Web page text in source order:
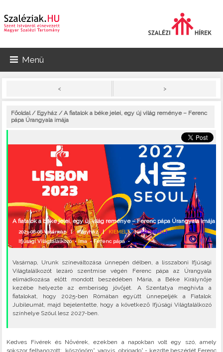
Menü
< >
Főoldal/ Egyház / A fiatalok a béke jelei, egy új világ reménye – Ferenc
pápa Úrangyala imája
A fiatalok a béke jelei, egy új világ reménye – Ferenc pápa Úrangyala imája
2023-08-06 Vasárnap |#Egyház|KIEMELT|ARCHIVÁLT
Ifjúsági Világtalálkozó•ima•Ferenc pápa•
Vasárnap, Urunk színeváltozása ünnepén délben, a lisszaboni Ifjúsági
Világtalálkozót lezáró szentmise végén Ferenc pápa az Úrangyala
elimádkozása előtt mondott beszédében Mária, a Béke Királynője
kezébe helyezte az emberiség jövőjét. A Szentatya meghívta a
fiatalokat, hogy 2025-ben Rómában együtt ünnepeljék a Fiatalok
Jubileumát, majd bejelentette, hogy a következő Ifjúsági Világtalálkozó
színhelye Szöul lesz 2027-ben.
Kedves Fivérek és Nővérek, ezekben a napokban volt egy szó, amely